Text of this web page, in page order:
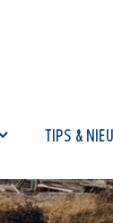
TIPS &